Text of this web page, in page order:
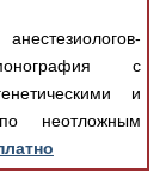
с
и
по неотложным